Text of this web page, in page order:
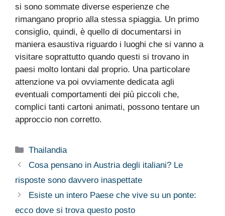
si sono sommate diverse esperienze che
rimangano proprio alla stessa spiaggia. Un primo
consiglio, quindi, è quello di documentarsi in
maniera esaustiva riguardo i luoghi che si vanno a
visitare soprattutto quando questi si trovano in
paesi molto lontani dal proprio. Una particolare
attenzione va poi ovviamente dedicata agli
eventuali comportamenti dei più piccoli che,
complici tanti cartoni animati, possono tentare un
approccio non corretto.
Categorie
Thailandia
Cosa pensano in Austria degli italiani? Le
risposte sono davvero inaspettate
Esiste un intero Paese che vive su un ponte:
ecco dove si trova questo posto